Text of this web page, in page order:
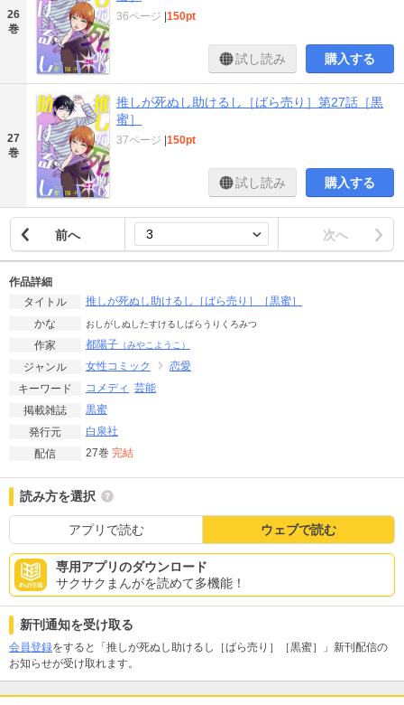
26
巻
36ページ 150pt
試し読み 購入する
27
巻
推しが死ぬし助けるし［ばら売り］第27話［黒
蜜］
37ページ 150pt
試し読み 購入する
前へ 次へ
作品詳細
タイトル
推しが死ぬし助けるし［ばら売り］［黒蜜］
かな
おしがしぬしたすけるしばらうりくろみつ
作家 都陽子 （みやこようこ）
ジャンル 女性コミック
恋愛
キーワード
コメディ 芸能
掲載雑誌
黒蜜
発行元
白泉社
配信
27巻 完結
読み方を選択
アプリで読む ウェブで読む
専用アプリのダウンロード
サクサクまんがを読めて多機能！
新刊通知を受け取る
会員登録をすると「推しが死ぬし助けるし［ばら売り］［黒蜜］」新刊配信の
お知らせが受け取れます。